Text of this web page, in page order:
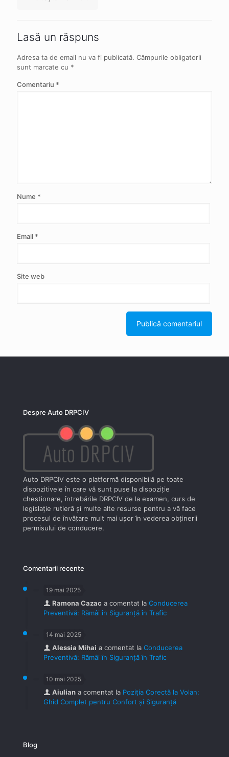
Lasă un răspuns
Adresa ta de email nu va fi publicată. Câmpurile obligatorii
sunt marcate cu *
Comentariu *
Nume *
Email *
Site web
Despre Auto DRPCIV
Auto DRPCIV este o platformă disponibilă pe toate
dispozitivele în care vă sunt puse la dispoziţie
chestionare, întrebările DRPCIV de la examen, curs de
legislaţie rutieră şi multe alte resurse pentru a vă face
procesul de învăţare mult mai uşor în vederea obţinerii
permisului de conducere.
Comentarii recente
19 mai 2025
Ramona Cazac a comentat la Conducerea
Preventivă: Rămâi în Siguranță în Trafic
14 mai 2025
Alessia Mihai a comentat la Conducerea
Preventivă: Rămâi în Siguranță în Trafic
10 mai 2025
Aiulian a comentat la Poziția Corectă la Volan:
Ghid Complet pentru Confort și Siguranță
Blog